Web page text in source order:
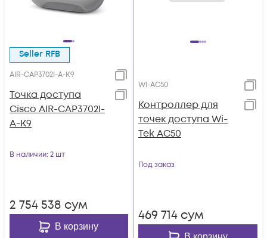
Seller RFB
AIR-CAP3702I-A-K9
Точка доступа
Cisco AIR-CAP3702I-
A-K9
В наличии: 2 шт
2 754 538 сум
В корзину
WI-AC50
Контроллер для
точек доступа Wi-
Tek AC50
Под заказ
469 714 сум